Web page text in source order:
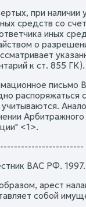
при наличии
средств со
иных
о
к ст. 855 ГК).
письмо
распоряжаться
<1>.
ВАС РФ. 1997.
арест
собой